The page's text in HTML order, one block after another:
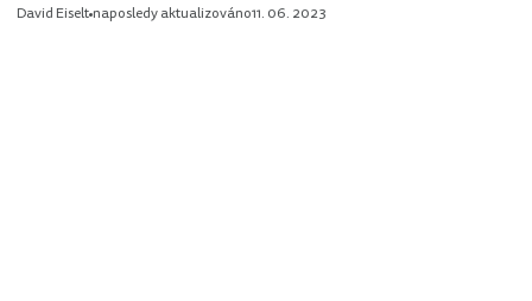
David Eiselt naposledy aktualizováno11. 06. 2023